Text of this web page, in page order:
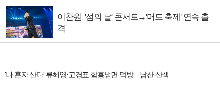
이찬원, '섬의 날' 콘서트→'머드 축제' 연속 출
격
'나 혼자 산다' 류혜영·고경표 함흥냉면 먹방→남산 산책